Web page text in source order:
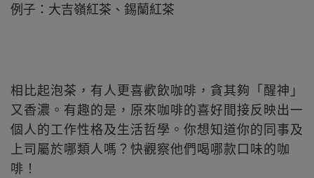
例子：大吉嶺紅茶、錫蘭紅茶
相比起泡茶，有人更喜歡飲咖啡，貪其夠「醒神」
又香濃。有趣的是，原來咖啡的喜好間接反映出一
個人的工作性格及生活哲學。你想知道你的同事及
上司屬於哪類人嗎？快觀察他們喝哪款口味的咖
啡！